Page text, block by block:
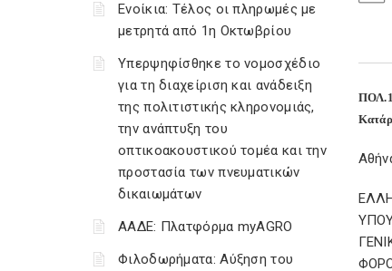
Ενοίκια: Τέλος οι πληρωμές με
μετρητά από 1η Οκτωβρίου
Υπερψηφίσθηκε το νομοσχέδιο
για τη διαχείριση και ανάδειξη
της πολιτιστικής κληρονομιάς,
την ανάπτυξη του
οπτικοακουστικού τομέα και την
προστασία των πνευματικών
δικαιωμάτων
ΑΑΔΕ: Πλατφόρμα myAGRO
Φιλοδωρήματα: Αύξηση του